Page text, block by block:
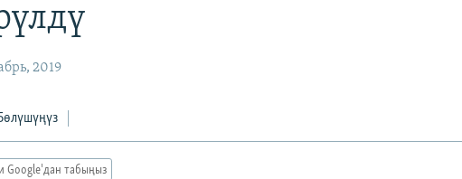
2019
Google'дан табыңыз